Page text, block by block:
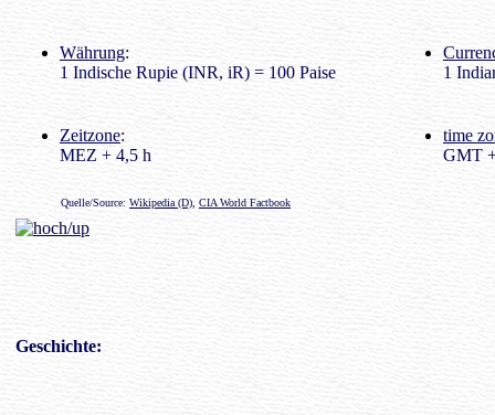
Währung:
1 Indische Rupie (INR, iR) = 100 Paise
1
Zeitzone:
MEZ + 4,5 h
time
GMT
Quelle/Source: Wikipedia (D) CIA World Factbook
Geschichte: